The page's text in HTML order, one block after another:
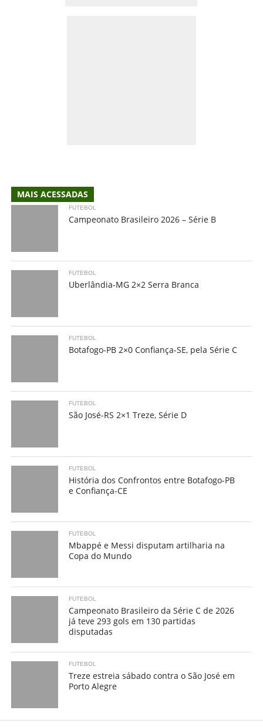
MAIS ACESSADAS
FUTEBOL
Campeonato Brasileiro 2026 – Série B
FUTEBOL
Uberlândia-MG 2×2 Serra Branca
FUTEBOL
Botafogo-PB 2×0 Confiança-SE, pela Série C
FUTEBOL
São José-RS 2×1 Treze, Série D
FUTEBOL
História dos Confrontos entre Botafogo-PB
e Confiança-CE
FUTEBOL
Mbappé e Messi disputam artilharia na
Copa do Mundo
FUTEBOL
Campeonato Brasileiro da Série C de 2026
já teve 293 gols em 130 partidas
disputadas
FUTEBOL
Treze estreia sábado contra o São José em
Porto Alegre